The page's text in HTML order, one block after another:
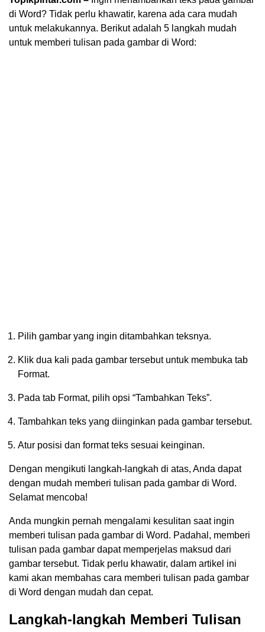
di Word? Tidak perlu khawatir, karena ada cara mudah
untuk melakukannya. Berikut adalah 5 langkah mudah
untuk memberi tulisan pada gambar di Word:
Pilih gambar yang ingin ditambahkan teksnya.
Klik dua kali pada gambar tersebut untuk membuka tab
Format.
Pada tab Format, pilih opsi “Tambahkan Teks”.
Tambahkan teks yang diinginkan pada gambar tersebut.
Atur posisi dan format teks sesuai keinginan.
Dengan mengikuti langkah-langkah di atas, Anda dapat
dengan mudah memberi tulisan pada gambar di Word.
Selamat mencoba!
Anda mungkin pernah mengalami kesulitan saat ingin
memberi tulisan pada gambar di Word. Padahal, memberi
tulisan pada gambar dapat memperjelas maksud dari
gambar tersebut. Tidak perlu khawatir, dalam artikel ini
kami akan membahas cara memberi tulisan pada gambar
di Word dengan mudah dan cepat.
Langkah-langkah Memberi Tulisan